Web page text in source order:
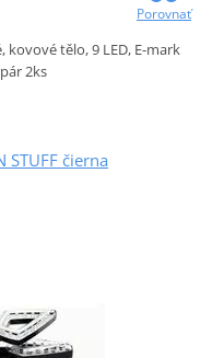
Porovnať
tělo, 9 LED, E-mark
2ks
STUFF čierna